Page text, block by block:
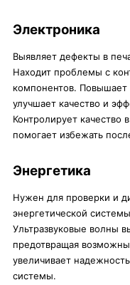
Электроника
Выявляет дефекты в
Находит проблемы с
компонентов. Повышает
улучшает качество и
Контролирует качество
помогает избежать
Энергетика
Нужен для проверки и
энергетической
Ультразвуковые волны
предотвращая
увеличивает
системы.